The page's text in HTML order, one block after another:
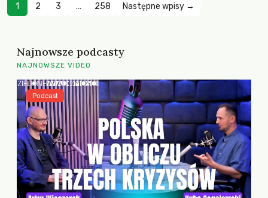
1 2 3 … 258 Następne wpisy →
Najnowsze podcasty
NAJNOWSZE VIDEO
Podcast